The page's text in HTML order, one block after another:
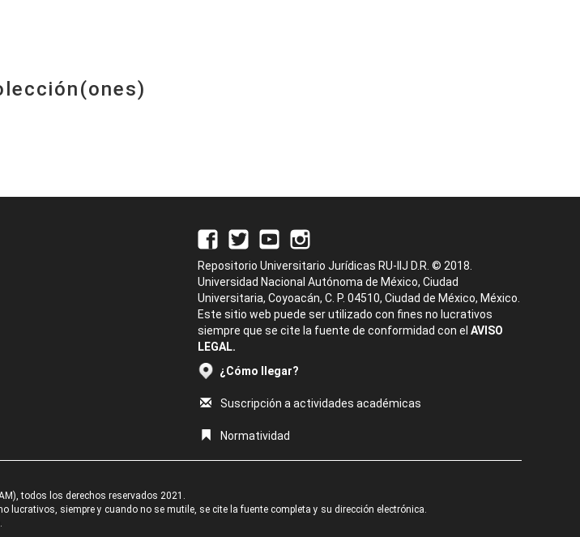
Repositorio Universitario Jurídicas RU-IIJ D.R. © 2018.
Universidad Nacional Autónoma de México, Ciudad
Universitaria, Coyoacán, C. P. 04510, Ciudad de México, México.
Este sitio web puede ser utilizado con fines no lucrativos
siempre que se cite la fuente de conformidad con el AVISO
LEGAL.
¿Cómo llegar?
Suscripción a actividades académicas
Normatividad
todos los derechos reservados 2021.
lucrativos, siempre y cuando no se mutile, se cite la fuente completa y su dirección electrónica.